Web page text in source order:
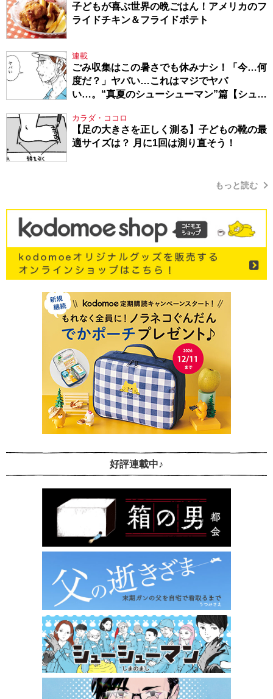
子どもが喜ぶ世界の晩ごはん！アメリカのフ
ライドチキン＆フライドポテト
連載
ごみ収集はこの暑さでも休みナシ！「今…何
度だ？」ヤバい…これはマジでヤバ
い…。“真夏のシューシューマン”篇【シュー
カラダ・ココロ
【足の大きさを正しく測る】子どもの靴の最
適サイズは？ 月に1回は測り直そう！
もっと読む
好評連載中♪